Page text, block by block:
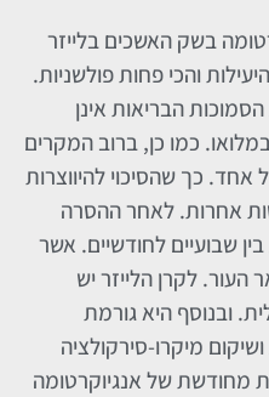
בשק האשכים בלייזר
והכי פחות פולשניות.
הבריאות אינן
כמו כן, ברוב המקרים
אחד. כך שהסיכוי להיווצרות
אחרות. לאחר ההסרה
שבועיים לחודשיים. אשר
העור. לקרן הלייזר יש
ובנוסף היא גורמת
מיקרו-סירקולציה
מחודשת של אנגיוקרטומה